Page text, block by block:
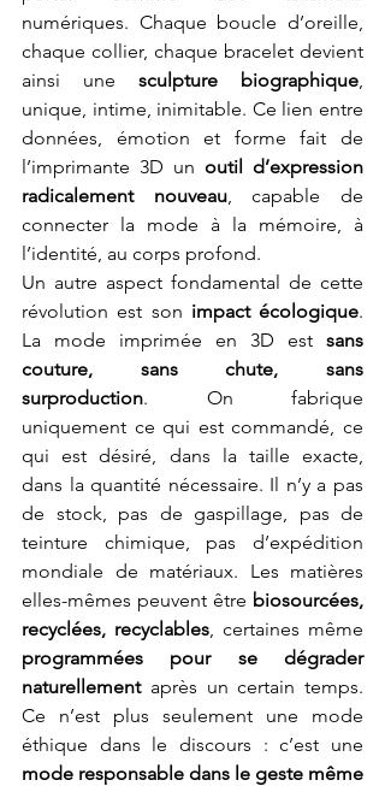
numériques. Chaque boucle d’oreille,
chaque collier, chaque bracelet devient
ainsi une sculpture biographique
unique, intime, inimitable. Ce lien entre
données, émotion et forme fait de
l’imprimante 3D un outil d’expression
radicalement nouveau, capable de
connecter la mode à la mémoire, à
l’identité, au corps profond.
Un autre aspect fondamental de cette
révolution est son impact écologique.
La mode imprimée en 3D est sans
couture, sans chute, sans
surproduction. On fabrique
uniquement ce qui est commandé, ce
qui est désiré, dans la taille exacte,
dans la quantité nécessaire. Il n’y a pas
de stock, pas de gaspillage, pas de
teinture chimique, pas d’expédition
mondiale de matériaux. Les matières
elles-mêmes peuvent être biosourcées,
recyclées, recyclables
programmées pour se dégrader
naturellement après un certain temps.
Ce n’est plus seulement une mode
mode responsable dans le geste même